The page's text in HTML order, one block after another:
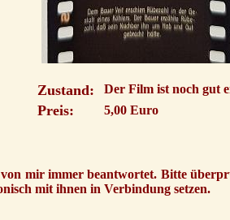
Zustand: Der Film ist noch gut
Preis: 5,00 Euro
mir immer beantwortet. Bitte
mit ihnen in Verbindung setzen.